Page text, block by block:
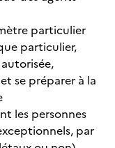
particulier
particulier,
se préparer à la
les personnes
par